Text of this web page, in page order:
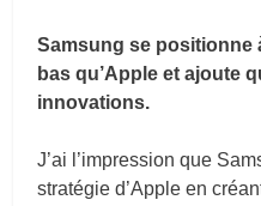
Samsung se positionne
bas qu’Apple et ajoute
innovations.
J’ai l’impression que
stratégie d’Apple en